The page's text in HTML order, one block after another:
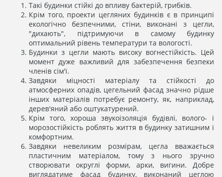
Такі будинки стійкі до впливу бактерій, грибків.
Крім того, проекти цегляних будинків є в принципі
екологічно безпечними, стіни, виконані з цегли,
"дихають", підтримуючи в самому будинку
оптимальний рівень температури та вологості.
Будинки з цегли мають високу вогнестійкість. Цей
момент дуже важливий для забезпечення безпеки
членів сім'ї.
Завдяки міцності матеріалу та стійкості до
атмосферних опадів, цегельний фасад значно рідше
інших матеріалів потребує ремонту, як, наприклад,
дерев'яний або оштукатурений.
Крім того, хороша звукоізоляція будівлі, волого- і
морозостійкість роблять життя в будинку затишним і
комфортним.
Завдяки невеликим розмірам, цегла вважається
пластичним матеріалом, тому з нього зручно
створювати округлі форми, арки, вигини. Добре
виглядатиме фасад будинку, виконаний цеглою